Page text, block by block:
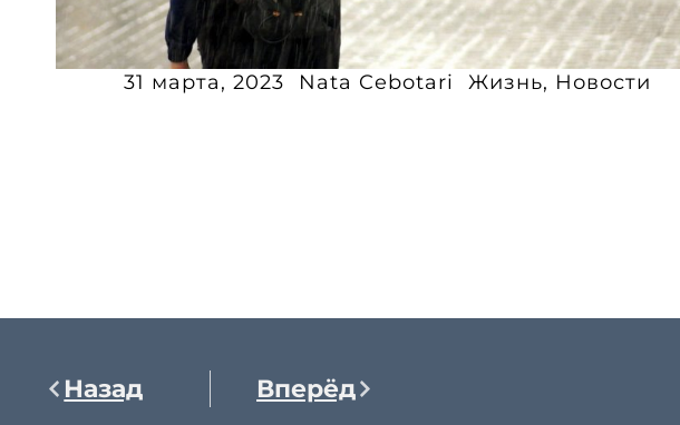
31 марта, 2023 Nata Cebotari Жизнь, Новости
Назад Вперёд